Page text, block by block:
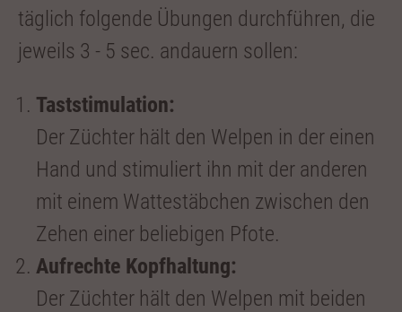
täglich folgende Übungen durchführen, die
jeweils 3 - 5 sec. andauern sollen:
Taststimulation:
Der Züchter hält den Welpen in der einen
Hand und stimuliert ihn mit der anderen
mit einem Wattestäbchen zwischen den
Zehen einer beliebigen Pfote.
Aufrechte Kopfhaltung:
Der Züchter hält den Welpen mit beiden